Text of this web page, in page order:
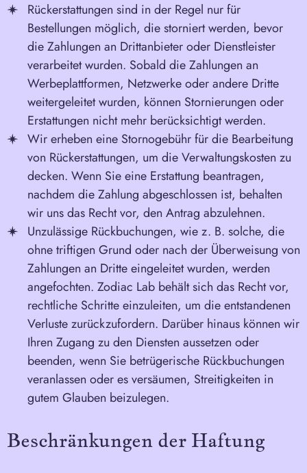
Rückerstattungen sind in der Regel nur für
Bestellungen möglich, die storniert werden, bevor
die Zahlungen an Drittanbieter oder Dienstleister
verarbeitet wurden. Sobald die Zahlungen an
Werbeplattformen, Netzwerke oder andere Dritte
weitergeleitet wurden, können Stornierungen oder
Erstattungen nicht mehr berücksichtigt werden.
Wir erheben eine Stornogebühr für die Bearbeitung
von Rückerstattungen, um die Verwaltungskosten zu
decken. Wenn Sie eine Erstattung beantragen,
nachdem die Zahlung abgeschlossen ist, behalten
wir uns das Recht vor, den Antrag abzulehnen.
Unzulässige Rückbuchungen, wie z. B. solche, die
ohne triftigen Grund oder nach der Überweisung von
Zahlungen an Dritte eingeleitet wurden, werden
angefochten. Zodiac Lab behält sich das Recht vor,
rechtliche Schritte einzuleiten, um die entstandenen
Verluste zurückzufordern. Darüber hinaus können wir
Ihren Zugang zu den Diensten aussetzen oder
beenden, wenn Sie betrügerische Rückbuchungen
veranlassen oder es versäumen, Streitigkeiten in
gutem Glauben beizulegen.
Beschränkungen der Haftung